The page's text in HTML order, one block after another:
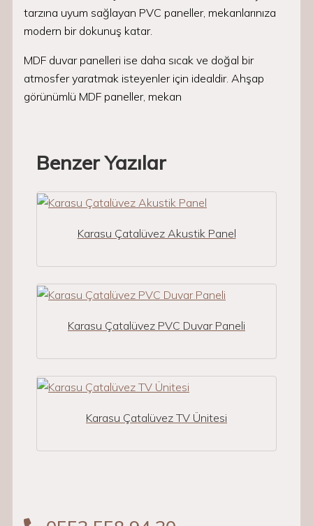
tarzına uyum sağlayan PVC paneller, mekanlarınıza
modern bir dokunuş katar.
MDF duvar panelleri ise daha sıcak ve doğal bir
atmosfer yaratmak isteyenler için idealdir. Ahşap
görünümlü MDF paneller, mekan
Benzer Yazılar
Karasu Çatalüvez Akustik Panel
Karasu Çatalüvez PVC Duvar Paneli
Karasu Çatalüvez TV Ünitesi